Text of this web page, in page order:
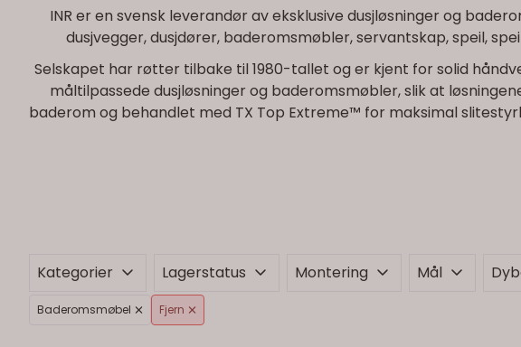
INR er en svensk leverandør av eksklusive dusjløsninger og
dusjvegger, dusjdører, baderomsmøbler, servantskap, speil,
Selskapet har røtter tilbake til 1980-tallet og er kjent for solid
måltilpassede dusjløsninger og baderomsmøbler, slik at
baderom og behandlet med TX Top Extreme™ for maksimal
Kategorier Lagerstatus Montering Mål
Baderomsmøbel Fjern